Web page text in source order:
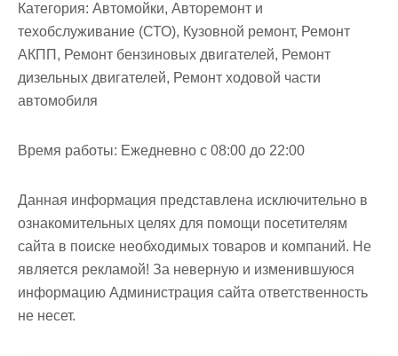
Категория: Автомойки, Авторемонт и
техобслуживание (СТО), Кузовной ремонт, Ремонт
АКПП, Ремонт бензиновых двигателей, Ремонт
дизельных двигателей, Ремонт ходовой части
автомобиля
Время работы: Ежедневно с 08:00 до 22:00
Данная информация представлена исключительно в
ознакомительных целях для помощи посетителям
сайта в поиске необходимых товаров и компаний. Не
является рекламой! За неверную и изменившуюся
информацию Администрация сайта ответственность
не несет.